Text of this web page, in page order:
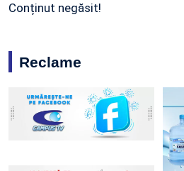
Conținut negăsit!
Reclame